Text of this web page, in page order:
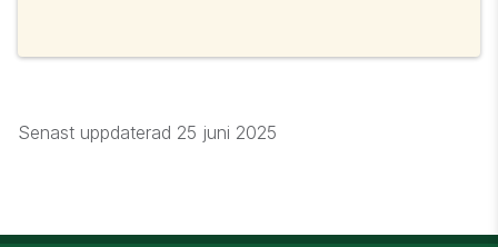
Senast uppdaterad 25 juni 2025